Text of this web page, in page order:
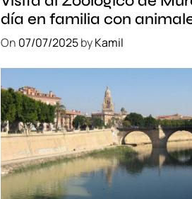
día en familia con
exóticos
On 07/07/2025byKamil